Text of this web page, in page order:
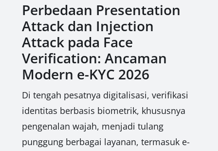
Perbedaan Presentation
Attack dan Injection
Attack pada Face
Verification: Ancaman
Modern e-KYC 2026
Di tengah pesatnya digitalisasi, verifikasi
identitas berbasis biometrik, khususnya
pengenalan wajah, menjadi tulang
punggung berbagai layanan, termasuk e-